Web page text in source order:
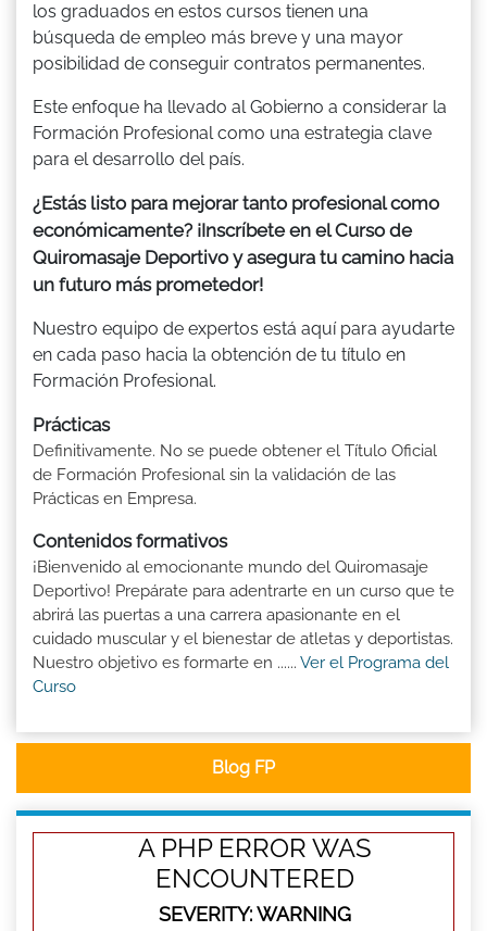
los graduados en estos cursos tienen una
búsqueda de empleo más breve y una mayor
posibilidad de conseguir contratos permanentes.
Este enfoque ha llevado al Gobierno a considerar la
Formación Profesional como una estrategia clave
para el desarrollo del país.
¿Estás listo para mejorar tanto profesional como
económicamente? ¡Inscríbete en el Curso de
Quiromasaje Deportivo y asegura tu camino hacia
un futuro más prometedor!
Nuestro equipo de expertos está aquí para ayudarte
en cada paso hacia la obtención de tu título en
Formación Profesional.
Prácticas
Definitivamente. No se puede obtener el Título Oficial
de Formación Profesional sin la validación de las
Prácticas en Empresa.
Contenidos formativos
¡Bienvenido al emocionante mundo del Quiromasaje
Deportivo! Prepárate para adentrarte en un curso que te
abrirá las puertas a una carrera apasionante en el
cuidado muscular y el bienestar de atletas y deportistas.
Nuestro objetivo es formarte en ...... Ver el Programa del
Curso
Blog FP
A PHP ERROR WAS
ENCOUNTERED
SEVERITY: WARNING